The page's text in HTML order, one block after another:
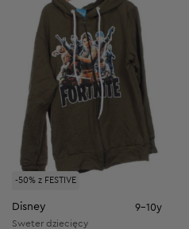
-50% z FESTIVE
Disney 9-10y
Sweter dziecięcy